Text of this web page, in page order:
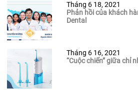
Tháng 6 18, 2021
Phản hồi của khách
Dental
Tháng 6 16, 2021
“Cuộc chiến” giữa chỉ